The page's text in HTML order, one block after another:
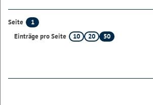
Seite
1
Einträge pro Seite
10 20 50